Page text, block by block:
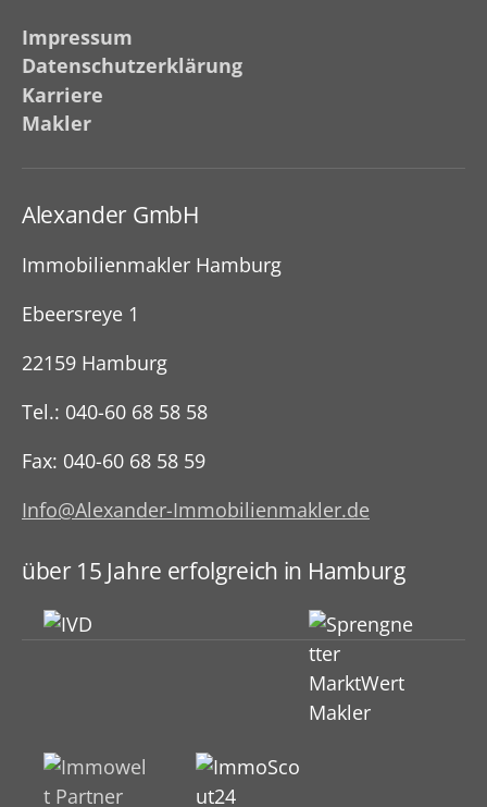
Impressum
Datenschutzerklärung
Karriere
Makler
Alexander GmbH
Immobilienmakler Hamburg
Ebeersreye 1
22159 Hamburg
Tel.: 040-60 68 58 58
Fax: 040-60 68 58 59
Info@Alexander-Immobilienmakler.de
über 15 Jahre erfolgreich in Hamburg